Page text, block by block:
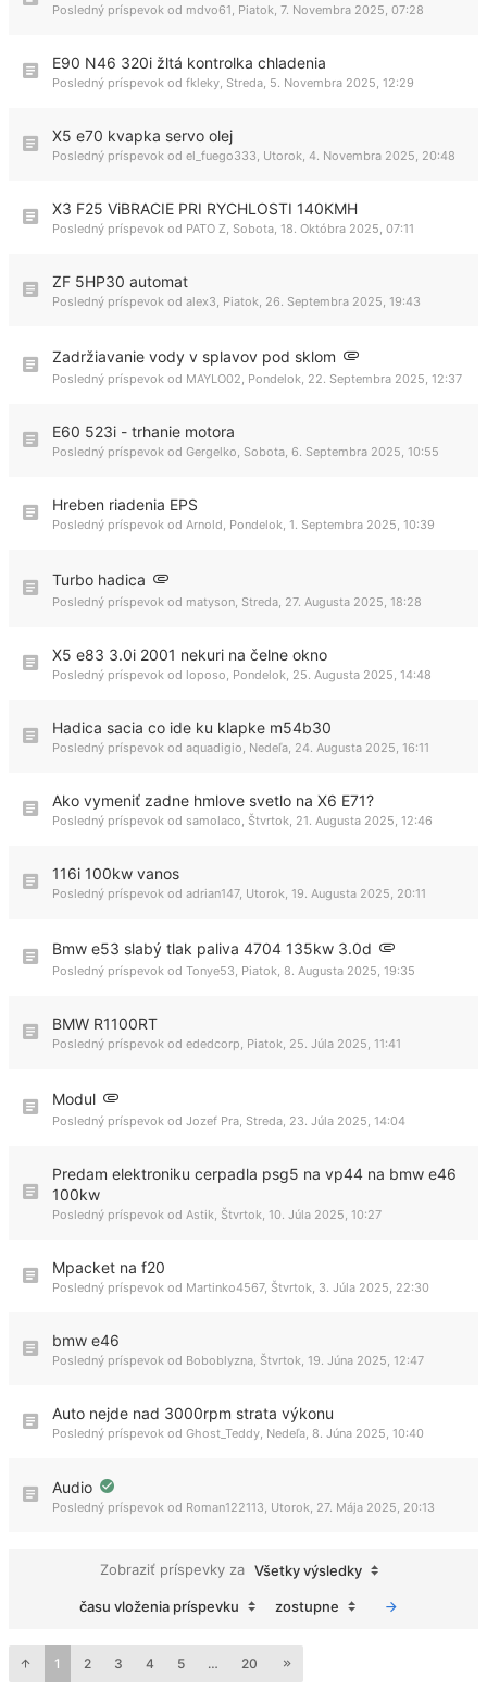
Posledný príspevok od mdvo61, Piatok, 7. Novembra 2025, 07:28
E90 N46 320i žltá kontrolka chladenia
Posledný príspevok od fkleky, Streda, 5. Novembra 2025, 12:29
X5 e70 kvapka servo olej
Posledný príspevok od el_fuego333, Utorok, 4. Novembra 2025, 20:48
X3 F25 ViBRACIE PRI RYCHLOSTI 140KMH
Posledný príspevok od PATO Z, Sobota, 18. Októbra 2025, 07:11
ZF 5HP30 automat
Posledný príspevok od alex3, Piatok, 26. Septembra 2025, 19:43
Zadržiavanie vody v splavov pod sklom
Posledný príspevok od MAYLO02, Pondelok, 22. Septembra 2025, 12:37
E60 523i - trhanie motora
Posledný príspevok od Gergelko, Sobota, 6. Septembra 2025, 10:55
Hreben riadenia EPS
Posledný príspevok od Arnold, Pondelok, 1. Septembra 2025, 10:39
Turbo hadica
Posledný príspevok od matyson, Streda, 27. Augusta 2025, 18:28
X5 e83 3.0i 2001 nekuri na čelne okno
Posledný príspevok od loposo, Pondelok, 25. Augusta 2025, 14:48
Hadica sacia co ide ku klapke m54b30
Posledný príspevok od aquadigio, Nedeľa, 24. Augusta 2025, 16:11
Ako vymeniť zadne hmlove svetlo na X6 E71?
Posledný príspevok od samolaco, Štvrtok, 21. Augusta 2025, 12:46
116i 100kw vanos
Posledný príspevok od adrian147, Utorok, 19. Augusta 2025, 20:11
Bmw e53 slabý tlak paliva 4704 135kw 3.0d
Posledný príspevok od Tonye53, Piatok, 8. Augusta 2025, 19:35
BMW R1100RT
Posledný príspevok od ededcorp, Piatok, 25. Júla 2025, 11:41
Modul
Posledný príspevok od Jozef Pra, Streda, 23. Júla 2025, 14:04
Predam elektroniku cerpadla psg5 na vp44 na bmw e46
100kw
Posledný príspevok od Astik, Štvrtok, 10. Júla 2025, 10:27
Mpacket na f20
Posledný príspevok od Martinko4567, Štvrtok, 3. Júla 2025, 22:30
bmw e46
Posledný príspevok od Boboblyzna, Štvrtok, 19. Júna 2025, 12:47
Auto nejde nad 3000rpm strata výkonu
Posledný príspevok od Ghost_Teddy, Nedeľa, 8. Júna 2025, 10:40
Audio
Posledný príspevok od Roman122113 Utorok, 27. Mája 2025, 20:13
Zobraziť príspevky za Všetky výsledky
času vloženia príspevku zostupne
1 2 3 4 5 … 20